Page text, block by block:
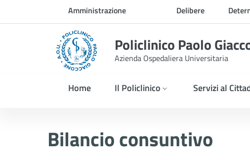
Skip to Main ContentAmministrazione
trasparente
Delibere
Policlinico Paolo
Azienda Ospedaliera Universitaria
Home Il Policlinico Servizi al
Bilancio consuntivo